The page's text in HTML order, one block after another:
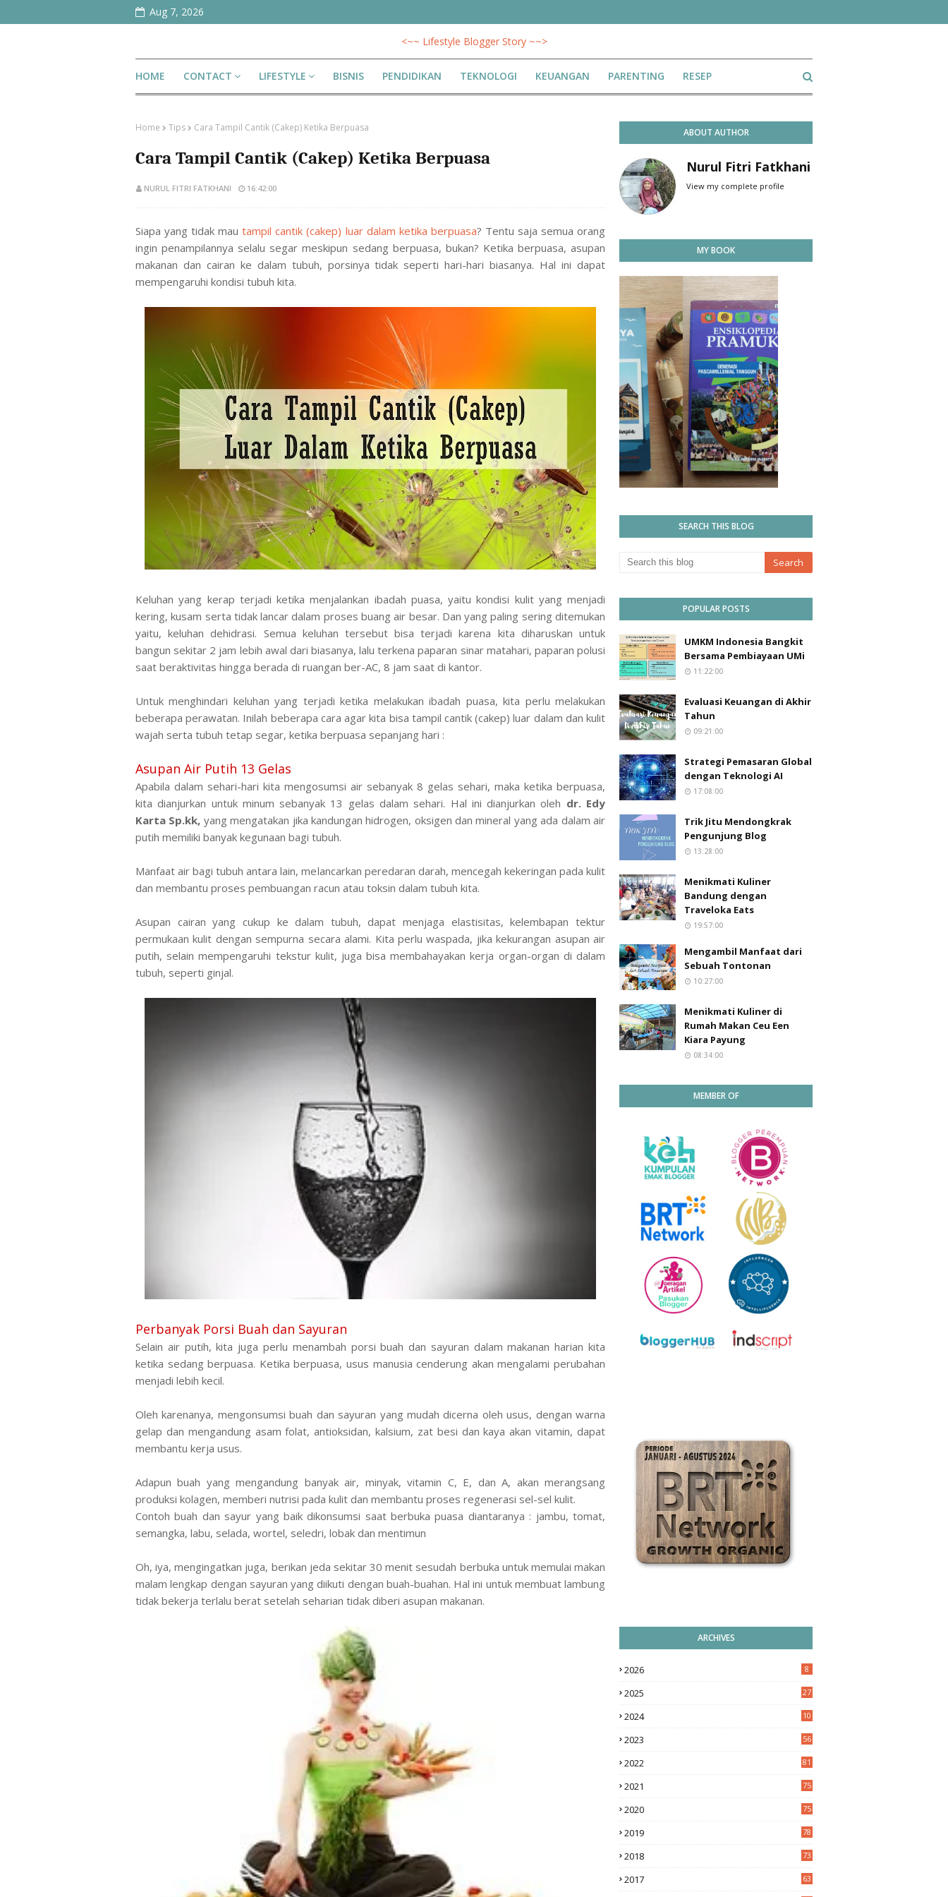
Aug 7, 2026
<~~ Lifestyle Blogger Story ~~>
HOME CONTACT LIFESTYLE BISNIS PENDIDIKAN TEKNOLOGI KEUANGAN PARENTING RESEP
Home Tips Cara Tampil Cantik (Cakep) Ketika Berpuasa
Cara Tampil Cantik (Cakep) Ketika Berpuasa
NURUL FITRI FATKHANI 16:42:00
Siapa yang tidak mautampil cantik (cakep) luar dalam ketika berpuasa? Tentu saja semua orang
ingin penampilannya selalu segar meskipun sedang berpuasa, bukan? Ketika berpuasa, asupan
makanan dan cairan ke dalam tubuh, porsinya tidak seperti hari-hari biasanya. Hal ini dapat
mempengaruhi kondisi tubuh kita.
Keluhan yang kerap terjadi ketika menjalankan ibadah puasa, yaitu kondisi kulit yang menjadi
kering, kusam serta tidak lancar dalam proses buang air besar. Dan yang paling sering ditemukan
yaitu, keluhan dehidrasi. Semua keluhan tersebut bisa terjadi karena kita diharuskan untuk
bangun sekitar 2 jam lebih awal dari biasanya, lalu terkena paparan sinar matahari, paparan polusi
saat beraktivitas hingga berada di ruangan ber-AC, 8 jam saat di kantor.
Untuk menghindari keluhan yang terjadi ketika melakukan ibadah puasa, kita perlu melakukan
beberapa perawatan. Inilah beberapa cara agar kita bisa tampil cantik (cakep) luar dalam dan kulit
wajah serta tubuh tetap segar, ketika berpuasa sepanjang hari :
Asupan Air Putih 13 Gelas
Apabila dalam sehari-hari kita mengosumsi air sebanyak 8 gelas sehari, maka ketika berpuasa,
kita dianjurkan untuk minum sebanyak 13 gelas dalam sehari. Hal ini dianjurkan oleh dr. Edy
Karta Sp.kk, yang mengatakan jika kandungan hidrogen, oksigen dan mineral yang ada dalam air
putih memiliki banyak kegunaan bagi tubuh.
Manfaat air bagi tubuh antara lain, melancarkan peredaran darah, mencegah kekeringan pada kulit
dan membantu proses pembuangan racun atau toksin dalam tubuh kita.
Asupan cairan yang cukup ke dalam tubuh, dapat menjaga elastisitas, kelembapan tektur
permukaan kulit dengan sempurna secara alami. Kita perlu waspada, jika kekurangan asupan air
putih, selain mempengaruhi tekstur kulit, juga bisa membahayakan kerja organ-organ di dalam
tubuh, seperti ginjal.
Perbanyak Porsi Buah dan Sayuran
Selain air putih, kita juga perlu menambah porsi buah dan sayuran dalam makanan harian kita
ketika sedang berpuasa. Ketika berpuasa, usus manusia cenderung akan mengalami perubahan
menjadi lebih kecil.
Oleh karenanya, mengonsumsi buah dan sayuran yang mudah dicerna oleh usus, dengan warna
gelap dan mengandung asam folat, antioksidan, kalsium, zat besi dan kaya akan vitamin, dapat
membantu kerja usus.
Adapun buah yang mengandung banyak air, minyak, vitamin C, E, dan A, akan merangsang
produksi kolagen, memberi nutrisi pada kulit dan membantu proses regenerasi sel-sel kulit.
Contoh buah dan sayur yang baik dikonsumsi saat berbuka puasa diantaranya : jambu, tomat,
semangka, labu, selada, wortel, seledri, lobak dan mentimun
Oh, iya, mengingatkan juga, berikan jeda sekitar 30 menit sesudah berbuka untuk memulai makan
malam lengkap dengan sayuran yang diikuti dengan buah-buahan. Hal ini untuk membuat lambung
tidak bekerja terlalu berat setelah seharian tidak diberi asupan makanan.
ABOUT AUTHOR
Nurul Fitri Fatkhani
View my complete profile
MY BOOK
SEARCH THIS BLOG
POPULAR POSTS
UMKM Indonesia Bangkit
Bersama Pembiayaan UMi
11:22:00
Evaluasi Keuangan di Akhir
Tahun
09:21:00
Strategi Pemasaran Global
dengan Teknologi AI
17:08:00
Trik Jitu Mendongkrak
Pengunjung Blog
13:28:00
Menikmati Kuliner
Bandung dengan
Traveloka Eats
19:57:00
Mengambil Manfaat dari
Sebuah Tontonan
10:27:00
Menikmati Kuliner di
Rumah Makan Ceu Een
Kiara Payung
08:34:00
MEMBER OF
ARCHIVES
2026 8
2025 27
2024
10
2023 56
2022 81
2021 75
2020 75
2019 78
2018 73
2017 63